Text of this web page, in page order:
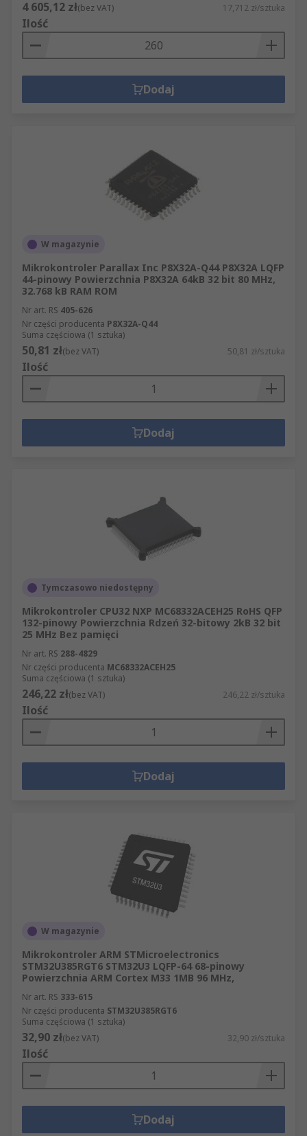
4 605,12 zł(bez VAT) 17,712 zł/sztuka
Ilość
Dodaj
W magazynie
Mikrokontroler Parallax Inc P8X32A-Q44 P8X32A LQFP
44-pinowy Powierzchnia P8X32A 64kB 32 bit 80 MHz,
32.768 kB RAM ROM
Nr art. RS 405-626
Nr części producenta P8X32A-Q44
Suma częściowa (1 sztuka)
50,81 zł(bez VAT) 50,81 zł/sztuka
Ilość
Dodaj
Tymczasowo niedostępny
Mikrokontroler CPU32 NXP MC68332ACEH25 RoHS QFP
132-pinowy Powierzchnia Rdzeń 32-bitowy 2kB 32 bit
25 MHz Bez pamięci
Nr art. RS 288-4829
Nr części producenta MC68332ACEH25
Suma częściowa (1 sztuka)
246,22 zł(bez VAT) 246,22 zł/sztuka
Ilość
Dodaj
W magazynie
Mikrokontroler ARM STMicroelectronics
STM32U385RGT6 STM32U3 LQFP-64 68-pinowy
Powierzchnia ARM Cortex M33 1MB 96 MHz,
Nr art. RS 333-615
Nr części producenta STM32U385RGT6
Suma częściowa (1 sztuka)
32,90 zł(bez VAT) 32,90 zł/sztuka
Ilość
Dodaj